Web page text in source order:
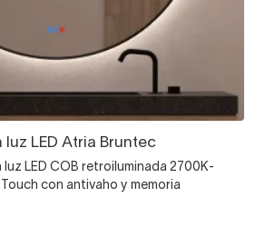
LED Atria Bruntec
luz LED COB retroiluminada 2700K-
con antivaho y memoria